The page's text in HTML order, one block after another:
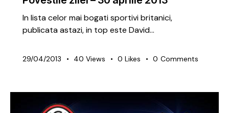
In lista celor mai bogati sportivi britanici,
publicata astazi, in top este David…
29/04/2013 40 Views 0 Likes 0 Comments